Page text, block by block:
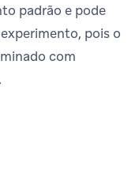
padrão e pode
pois o
com